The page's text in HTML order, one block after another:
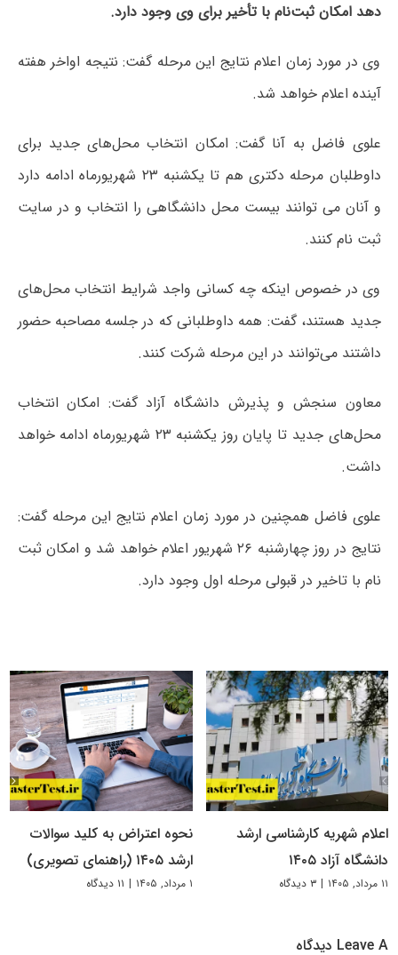
دهد امکان ثبت‌نام با تأخیر برای وی وجود دارد.
وی در مورد زمان اعلام نتایج این مرحله گفت: نتیجه اواخر هفته
آینده اعلام خواهد شد.
علوی فاضل به آنا گفت: امکان انتخاب محل‌‌های جدید برای
داوطلبان مرحله دکتری هم تا یکشنبه ۲۳ شهریورماه ادامه دارد
و آنان می توانند بیست محل دانشگاهی را انتخاب و در سایت
ثبت نام کنند.
وی در خصوص اینکه چه کسانی واجد شرایط انتخاب محل‌های
جدید هستند، گفت: همه داوطلبانی که در جلسه مصاحبه حضور
داشتند می‌توانند در این مرحله شرکت کنند.
معاون سنجش و پذیرش دانشگاه آزاد گفت: امکان انتخاب
محل‌های جدید تا پایان روز یکشنبه ۲۳ شهریورماه ادامه خواهد
داشت.
علوی فاضل همچنین در مورد زمان اعلام نتایج این مرحله گفت:
نتایج در روز چهارشنبه ۲۶ شهریور اعلام خواهد شد و امکان ثبت
نام با تاخیر در قبولی مرحله اول وجود دارد.
اعلام شهریه کارشناسی ارشد
دانشگاه آزاد ۱۴۰۵
۱۱ مرداد, ۱۴۰۵ | ۳ دیدگاه
نحوه اعتراض به کلید سوالات
ارشد ۱۴۰۵ (راهنمای تصویری)
۱ مرداد, ۱۴۰۵ | ۱۱ دیدگاه
Leave A دیدگاه